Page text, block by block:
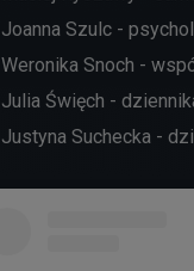
Joanna Szulc -
Weronika Snoch -
Julia Święch -
Justyna Suchecka -